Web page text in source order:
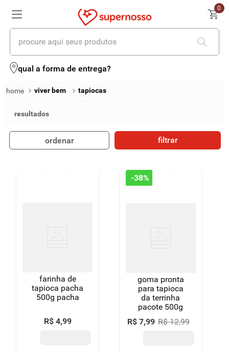
0
procure aqui seus produtos
qual a forma de entrega?
viver bem tapiocas
ordenar filtrar
farinha de
tapioca pacha
500g pacha
R$ 4,99
-38%
goma pronta
para tapioca
da terrinha
pacote 500g
R$ 7,99 R$ 12,99
termos mais buscados
4º iogurte
chocolate